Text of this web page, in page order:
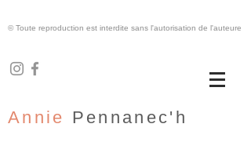
© Toute reproduction est interdite sans l'autorisation de l'auteure
Annie Pennanec'h